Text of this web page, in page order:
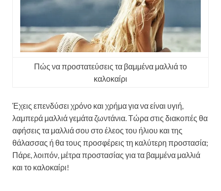
Πώς να προστατεύσεις τα βαμμένα μαλλιά το
καλοκαίρι
Έχεις επενδύσει χρόνο και χρήμα για να είναι υγιή,
λαμπερά μαλλιά γεμάτα ζωντάνια. Τώρα στις διακοπές θα
αφήσεις τα μαλλιά σου στο έλεος του ήλιου και της
θάλασσας ή θα τους προσφέρεις τη καλύτερη προστασία;
Πάρε, λοιπόν, μέτρα προστασίας για τα βαμμένα μαλλιά
και το καλοκαίρι!